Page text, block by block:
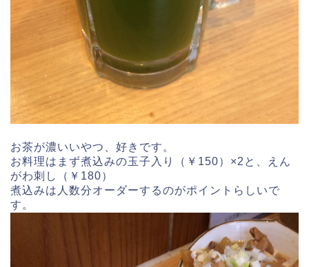
お茶が濃いいやつ、好きです。
お料理はまず煮込みの玉子入り（￥150）×2と、えん
がわ刺し（￥180）
煮込みは人数分オーダーするのがポイントらしいで
す。